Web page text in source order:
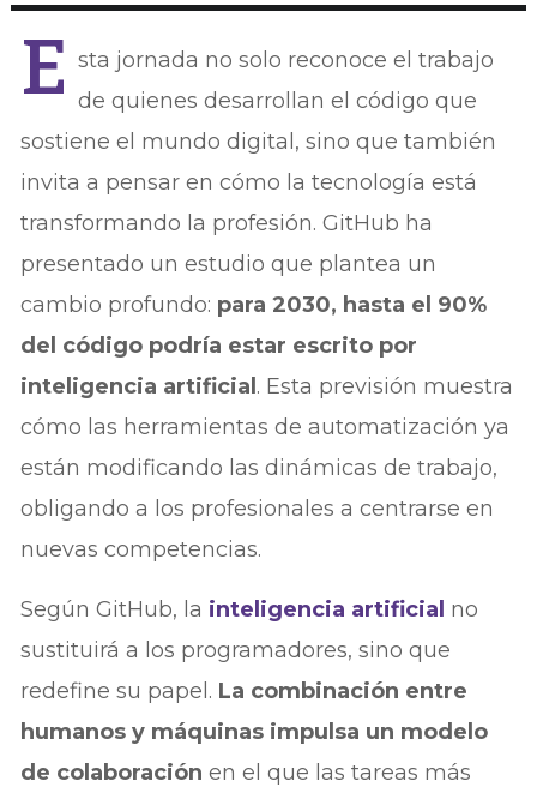
E sta jornada no solo reconoce el trabajo
de quienes desarrollan el código que
sostiene el mundo digital, sino que también
invita a pensar en cómo la tecnología está
transformando la profesión. GitHub ha
presentado un estudio que plantea un
cambio profundo: para 2030, hasta el 90%
del código podría estar escrito por
inteligencia artificial . Esta previsión muestra
cómo las herramientas de automatización ya
están modificando las dinámicas de trabajo,
obligando a los profesionales a centrarse en
nuevas competencias.
Según GitHub, la inteligencia artificial no
sustituirá a los programadores, sino que
redefine su papel. La combinación entre
humanos y máquinas impulsa un modelo
de colaboración en el que las tareas más